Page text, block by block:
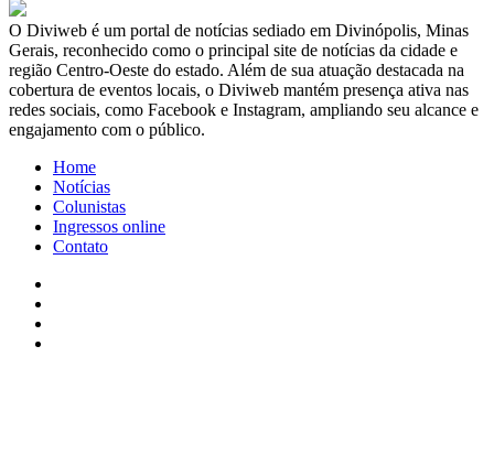
​O Diviweb é um portal de notícias sediado em Divinópolis, Minas
Gerais, reconhecido como o principal site de notícias da cidade e
região Centro-Oeste do estado. Além de sua atuação destacada na
cobertura de eventos locais, o Diviweb mantém presença ativa nas
redes sociais, como Facebook e Instagram, ampliando seu alcance e
engajamento com o público.
Home
Notícias
Colunistas
Ingressos online
Contato